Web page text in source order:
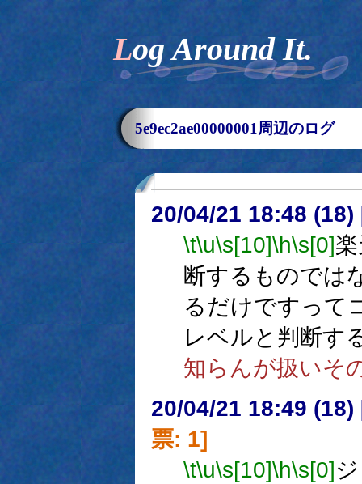
Log Around It.
5e9ec2ae00000001周辺のログ
20/04/21 18:48 (18)
\t\u\s[10]\h\s[0]
断するものでは
るだけですって
レベルと判断す
知らんが扱いそ
20/04/21 18:49 (18)
票: 1]
\t\u\s[10]\h\s[0]